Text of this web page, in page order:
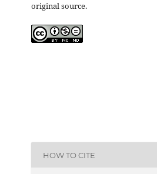
original source.
HOW TO CITE